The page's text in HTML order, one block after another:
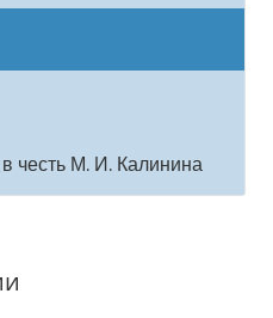
честь М. И. Калинина